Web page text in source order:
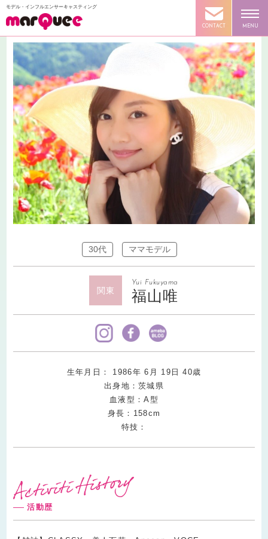
モデル・インフルエンサーキャスティング
CONTACT MENU
30代 ママモデル
関東
Yui Fukuyama
福山唯
生年月日： 1986年6 月 19 日40歳
出身地：茨城県
血液型：A型
身長：158cm
特技：
活動歴